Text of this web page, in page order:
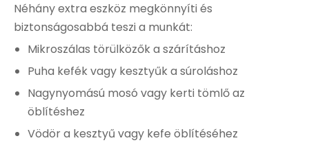
Néhány extra eszköz megkönnyíti és
biztonságosabbá teszi a munkát:
Mikroszálas törülközők a szárításhoz
Puha kefék vagy kesztyűk a súroláshoz
Nagynyomású mosó vagy kerti tömlő az
öblítéshez
Vödör a kesztyű vagy kefe öblítéséhez